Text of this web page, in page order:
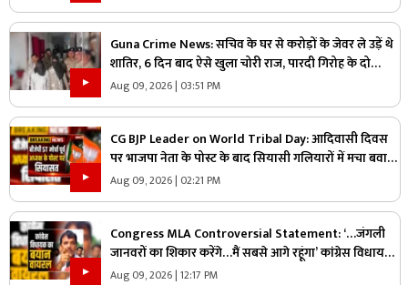
Guna Crime News: सचिव के घर से करोड़ों के जेवर ले उड़ें थे
शातिर, 6 दिन बाद ऐसे खुला चोरी राज, पारदी गिरोह के दो
आरोपी गिरफ्तार
Aug 09, 2026 | 03:51 PM
CG BJP Leader on World Tribal Day: आदिवासी दिवस
पर भाजपा नेता के पोस्ट के बाद सियासी गलियारों में मचा बवाल,
जानिए ऐसा क्या कह दिया कि भड़के विपक्षी नेता
Aug 09, 2026 | 02:21 PM
Congress MLA Controversial Statement: ‘…जंगली
जानवरों का शिकार करेंगे…मैं सबसे आगे रहूंगा’ कांग्रेस विधायक
ने दिया विवादित बयान, वायरल हो रहा वीडियो
Aug 09, 2026 | 12:17 PM